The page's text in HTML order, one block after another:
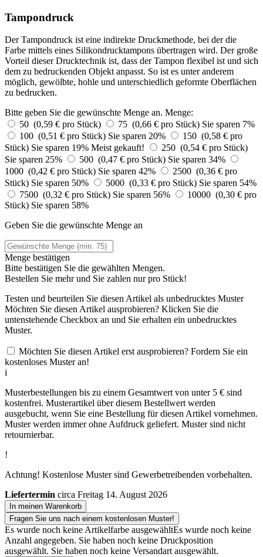
Tampondruck
Der Tampondruck ist eine indirekte Druckmethode, bei der die
Farbe mittels eines Silikondrucktampons übertragen wird. Der große
Vorteil dieser Drucktechnik ist, dass der Tampon flexibel ist und sich
dem zu bedruckenden Objekt anpasst. So ist es unter anderem
möglich, gewölbte, hohle und unterschiedlich geformte Oberflächen
zu bedrucken.
Bitte geben Sie die gewünschte Menge an. Menge:
50 (0,59 € pro Stück)
75 (0,66 € pro Stück) Sie sparen 7%
100 (0,51 € pro Stück) Sie sparen 20%
150 (0,58 € pro
Stück) Sie sparen 19% Meist gekauft!
250 (0,54 € pro Stück)
Sie sparen 25%
500 (0,47 € pro Stück) Sie sparen 34%
1000 (0,42 € pro Stück) Sie sparen 42%
2500 (0,36 € pro
Stück) Sie sparen 50% 5000 (0,33 € pro Stück) Sie sparen 54%
7500 (0,32 € pro Stück) Sie sparen 56%
10000 (0,30 € pro
Stück) Sie sparen 58%
Geben Sie die gewünschte Menge an
Menge bestätigen
Bitte bestätigen Sie die gewählten Mengen.
Bestellen Sie mehr und Sie zahlen nurpro Stück!
Testen und beurteilen Sie diesen Artikel als unbedrucktes Muster
Möchten Sie diesen Artikel ausprobieren? Klicken Sie die
untenstehende Checkbox an und Sie erhalten ein unbedrucktes
Muster.
Möchten Sie diesen Artikel erst ausprobieren? Fordern Sie ein
kostenloses Muster an!
i
Musterbestellungen bis zu einem Gesamtwert von unter 5 € sind
kostenfrei. Musterartikel über diesem Bestellwert werden
ausgebucht, wenn Sie eine Bestellung für diesen Artikel vornehmen.
Muster werden immer ohne Aufdruck geliefert. Muster sind nicht
retournierbar.
!
Achtung! Kostenlose Muster sind Gewerbetreibenden vorbehalten.
Liefertermin circa Freitag 14. August 2026
In meinen Warenkorb
Fragen Sie uns nach einem kostenlosen Muster!
Es wurde noch keine Artikelfarbe ausgewähltEs wurde noch keine
Anzahl angegeben. Sie haben noch keine Druckposition
ausgewählt. Sie haben noch keine Versandart ausgewählt.